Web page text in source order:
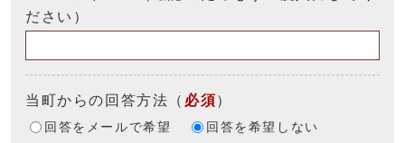
ださい）
当町からの回答方法 （ 必須）
回答をメールで希望 回答を希望しない